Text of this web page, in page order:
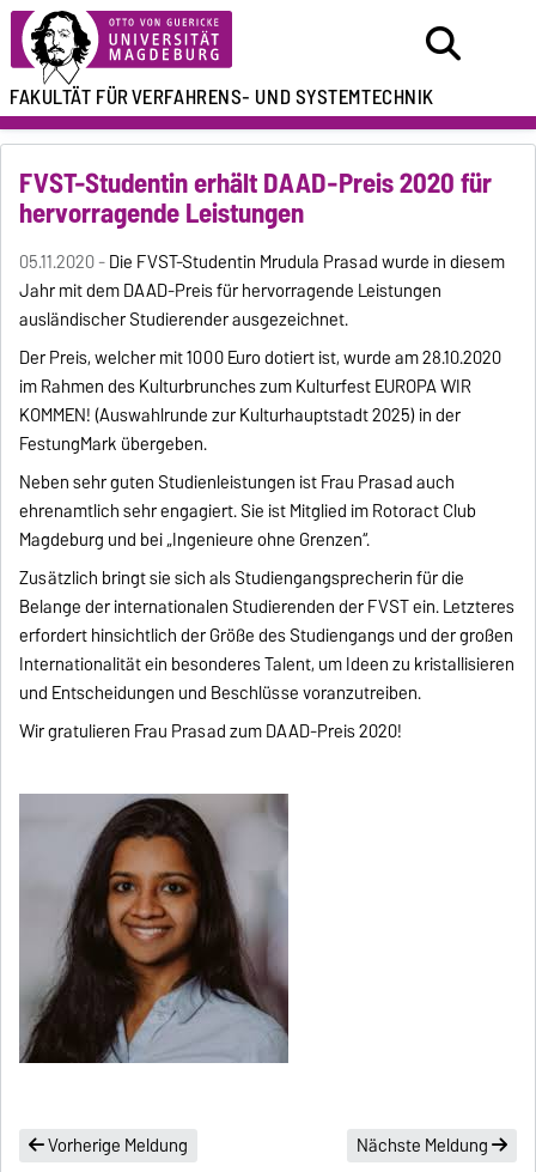
FAKULTÄT FÜRVERFAHRENS- UND SYSTEMTECHNIK
FVST-Studentin erhält DAAD-Preis 2020 für
hervorragende Leistungen
05.11.2020 -Die FVST-Studentin Mrudula Prasad wurde in diesem
Jahr mit dem DAAD-Preis für hervorragende Leistungen
ausländischer Studierender ausgezeichnet.
Der Preis, welcher mit 1000 Euro dotiert ist, wurde am 28.10.2020
im Rahmen des Kulturbrunches zum Kulturfest EUROPA WIR
KOMMEN! (Auswahlrunde zur Kulturhauptstadt 2025) in der
FestungMark übergeben.
Neben sehr guten Studienleistungen ist Frau Prasad auch
ehrenamtlich sehr engagiert. Sie ist Mitglied im Rotoract Club
Magdeburg und bei „Ingenieure ohne Grenzen“.
Zusätzlich bringt sie sich als Studiengangsprecherin für die
Belange der internationalen Studierenden der FVST ein. Letzteres
erfordert hinsichtlich der Größe des Studiengangs und der großen
Internationalität ein besonderes Talent, um Ideen zu kristallisieren
und Entscheidungen und Beschlüsse voranzutreiben.
Wir gratulieren Frau Prasad zum DAAD-Preis 2020!
Vorherige Meldung Nächste Meldung